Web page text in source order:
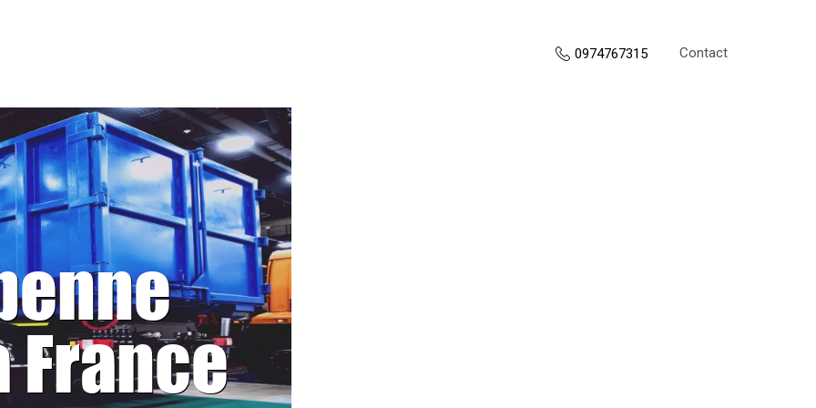
0974767315 Contact
France